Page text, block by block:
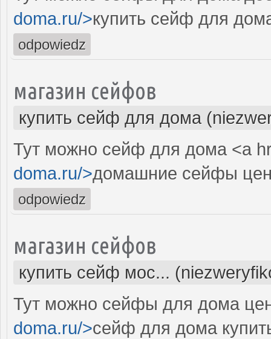
doma.ru/>купить сейф для
odpowiedz
магазин сейфов
купить сейф для дома
Тут можно сейф для дома <a
doma.ru/>домашние сейфы
odpowiedz
магазин сейфов
купить сейф мос...
Тут можно сейфы для дома
doma.ru/>сейф для дома